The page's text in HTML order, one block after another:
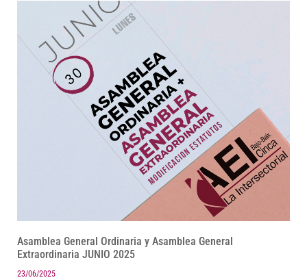
Asamblea General Ordinaria y Asamblea General
Extraordinaria JUNIO 2025
23/06/2025